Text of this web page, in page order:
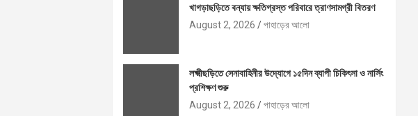
খাগড়াছড়িতে বন্যায় ক্ষতিগ্রস্ত পরিবারে ত্রাণসামগ্রী বিতরণ
August 2, 2026
পাহাড়ের আলো
লক্ষ্মীছড়িতে সেনাবাহিনীর উদ্যোগে ১৫দিন ব্যাপী চিকিৎসা ও নার্সিং
প্রশিক্ষণ শুরু
August 2, 2026
পাহাড়ের আলো